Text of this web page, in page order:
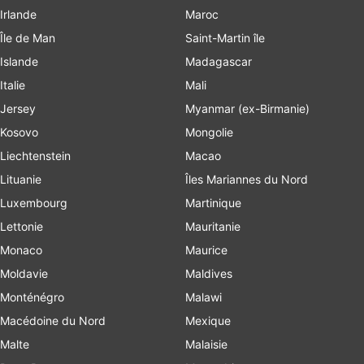
Irlande
Île de Man
Islande
Italie
Jersey
Kosovo
Liechtenstein
Lituanie
Luxembourg
Lettonie
Monaco
Moldavie
Monténégro
Macédoine du Nord
Malte
Maroc
Saint-Martin île
Madagascar
Mali
Myanmar (ex-Birmanie)
Mongolie
Macao
Îles Mariannes du Nord
Martinique
Mauritanie
Maurice
Maldives
Malawi
Mexique
Malaisie